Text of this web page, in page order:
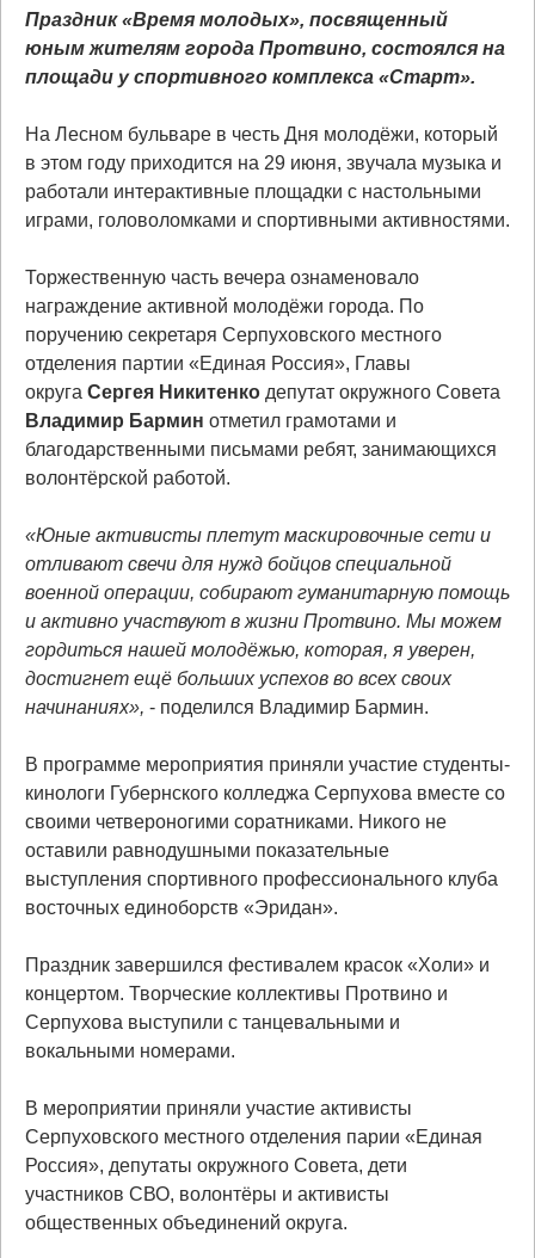
Праздник «Время молодых», посвященный
юным жителям города Протвино, состоялся на
площади у спортивного комплекса «Старт».
На Лесном бульваре в честь Дня молодёжи, который
в этом году приходится на 29 июня, звучала музыка и
работали интерактивные площадки с настольными
играми, головоломками и спортивными активностями.
Торжественную часть вечера ознаменовало
награждение активной молодёжи города. По
поручению секретаря Серпуховского местного
отделения партии «Единая Россия», Главы
округа Сергея Никитенко депутат окружного Совета
Владимир Бармин отметил грамотами и
благодарственными письмами ребят, занимающихся
волонтёрской работой.
«Юные активисты плетут маскировочные сети и
отливают свечи для нужд бойцов специальной
военной операции, собирают гуманитарную помощь
и активно участвуют в жизни Протвино. Мы можем
гордиться нашей молодёжью, которая, я уверен,
достигнет ещё больших успехов во всех своих
начинаниях», - поделился Владимир Бармин.
В программе мероприятия приняли участие студенты-
кинологи Губернского колледжа Серпухова вместе со
своими четвероногими соратниками. Никого не
оставили равнодушными показательные
выступления спортивного профессионального клуба
восточных единоборств «Эридан».
Праздник завершился фестивалем красок «Холи» и
концертом. Творческие коллективы Протвино и
Серпухова выступили с танцевальными и
вокальными номерами.
В мероприятии приняли участие активисты
Серпуховского местного отделения парии «Единая
Россия», депутаты окружного Совета, дети
участников СВО, волонтёры и активисты
общественных объединений округа.